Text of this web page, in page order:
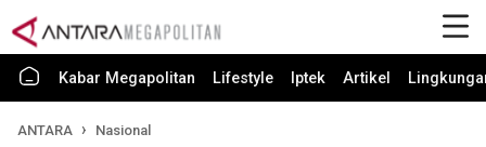
Kabar Megapolitan Lifestyle Iptek Artikel
ANTARA Nasional